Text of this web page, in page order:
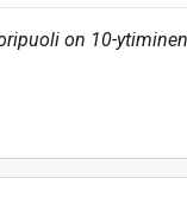
on 10-ytiminen